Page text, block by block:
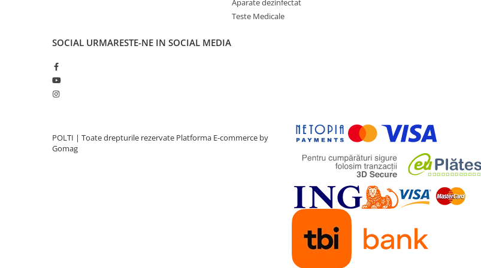
Teste Medicale
SOCIAL URMARESTE-NE IN SOCIAL MEDIA
POLTI | Toate drepturile rezervate Platforma E-commerce by
Gomag